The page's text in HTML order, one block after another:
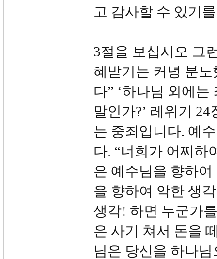
고 감사할 수 있기
3절을 보십시오 그
혜받기는 커녕 분
다” ‘하나님 외에
말인가?’ 레위기
는 중죄입니다. 예
다. “너희가 어찌하
은 예수님을 향하
을 향하여 악한 생
생각! 하면 누군가
은 사기 쳐서 돈을
님은 당신을 하나